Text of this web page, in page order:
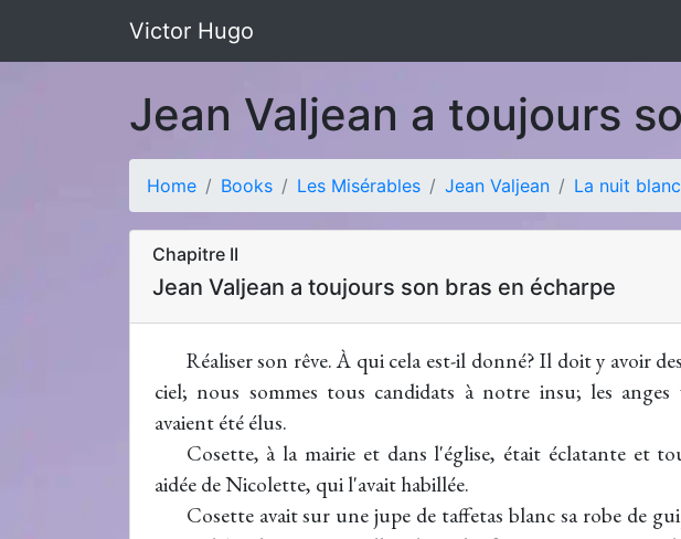
Victor Hugo
Jean Valjean a toujours
Home Books Les Misérables Jean Valjean La nuit
Chapitre II
Jean Valjean a toujours son bras en écharpe
Réaliser son rêve. À qui cela est-il donné? Il doit y avoir
ciel; nous sommes tous candidats à notre insu; les
avaient été élus.
Cosette, à la mairie et dans l'église, était éclatante et
aidée de Nicolette, qui l'avait habillée.
Cosette avait sur une jupe de taffetas blanc sa robe de